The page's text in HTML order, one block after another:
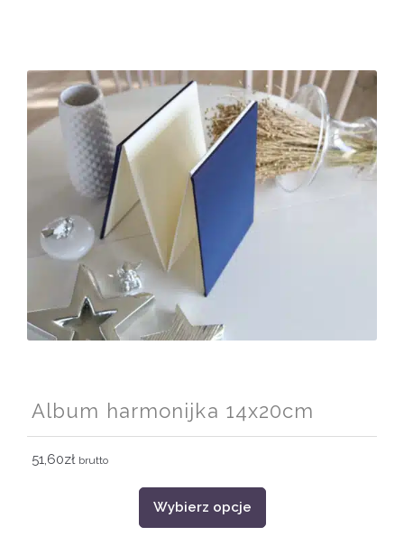
Opcje
można
wybrać
na
stronie
Album harmonijka 14x20cm
51,60zł brutto
Wybierz opcje
produkt